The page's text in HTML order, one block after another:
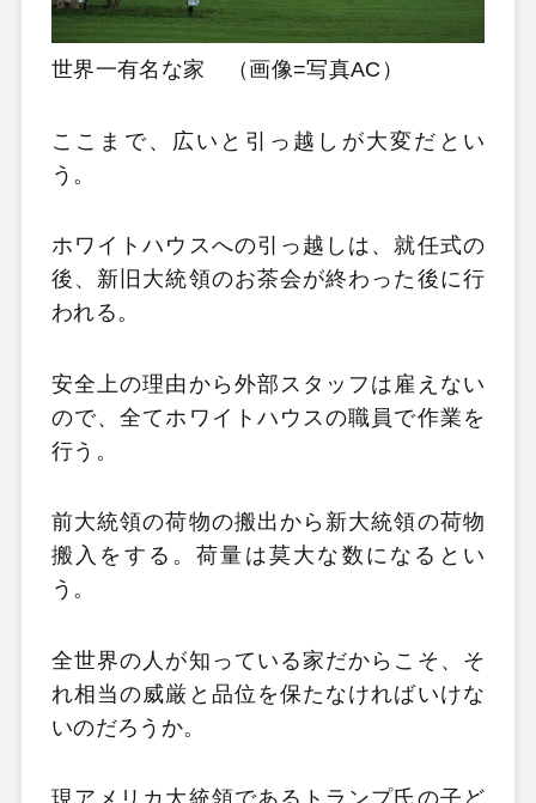
世界一有名な家 （画像=写真AC）
ここまで、広いと引っ越しが大変だとい
う。
ホワイトハウスへの引っ越しは、就任式の
後、新旧大統領のお茶会が終わった後に行
われる。
安全上の理由から外部スタッフは雇えない
ので、全てホワイトハウスの職員で作業を
行う。
前大統領の荷物の搬出から新大統領の荷物
搬入をする。荷量は莫大な数になるとい
う。
全世界の人が知っている家だからこそ、そ
れ相当の威厳と品位を保たなければいけな
いのだろうか。